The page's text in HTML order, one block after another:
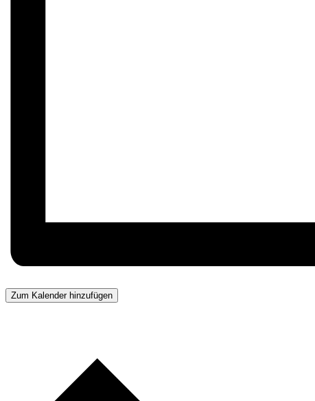
Zum Kalender hinzufügen